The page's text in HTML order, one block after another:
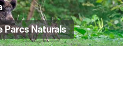
Parcs Naturals